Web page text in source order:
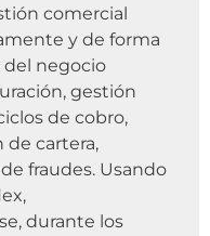
comercial
y de forma
del negocio
gestión
de cobro,
de cartera,
fraudes. Usando
durante los